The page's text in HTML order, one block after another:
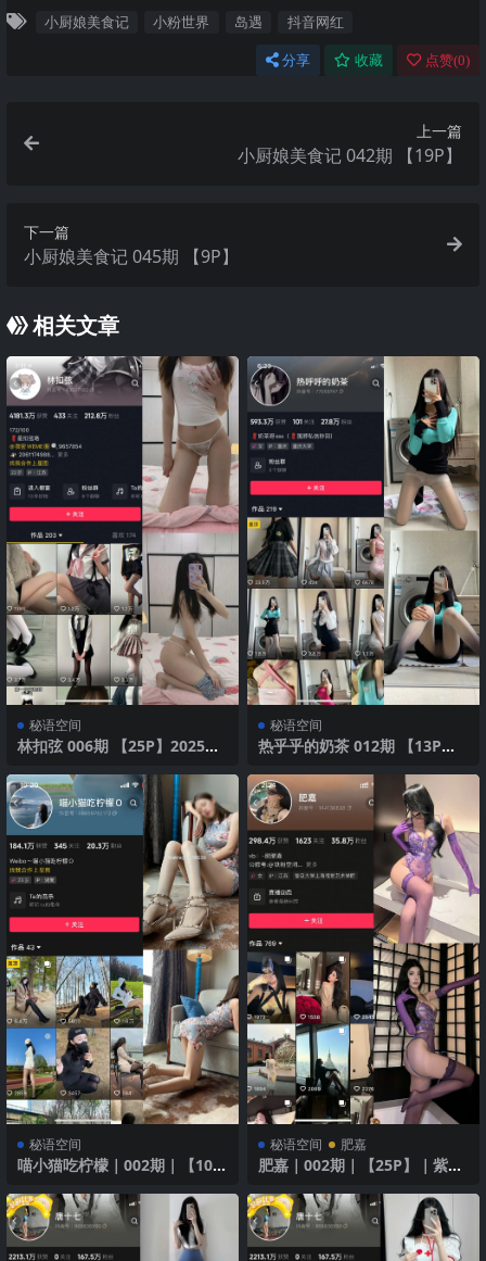
小厨娘美食记 小粉世界 岛遇 抖音网红
分享 收藏 点赞(0)
上一篇
小厨娘美食记 042期 【19P】
下一篇
小厨娘美食记 045期 【9P】
相关文章
秘语空间
林扣弦 006期 【25P】2025年
秘语空间
热乎乎的奶茶 012期 【13P】2
秘语空间
喵小猫吃柠檬｜002期｜【103
秘语空间 肥嘉
肥嘉｜002期｜【25P】｜紫色